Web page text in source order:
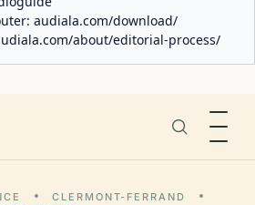
audiala.com/download/
about/editorial-process/
CLERMONT-FERRAND